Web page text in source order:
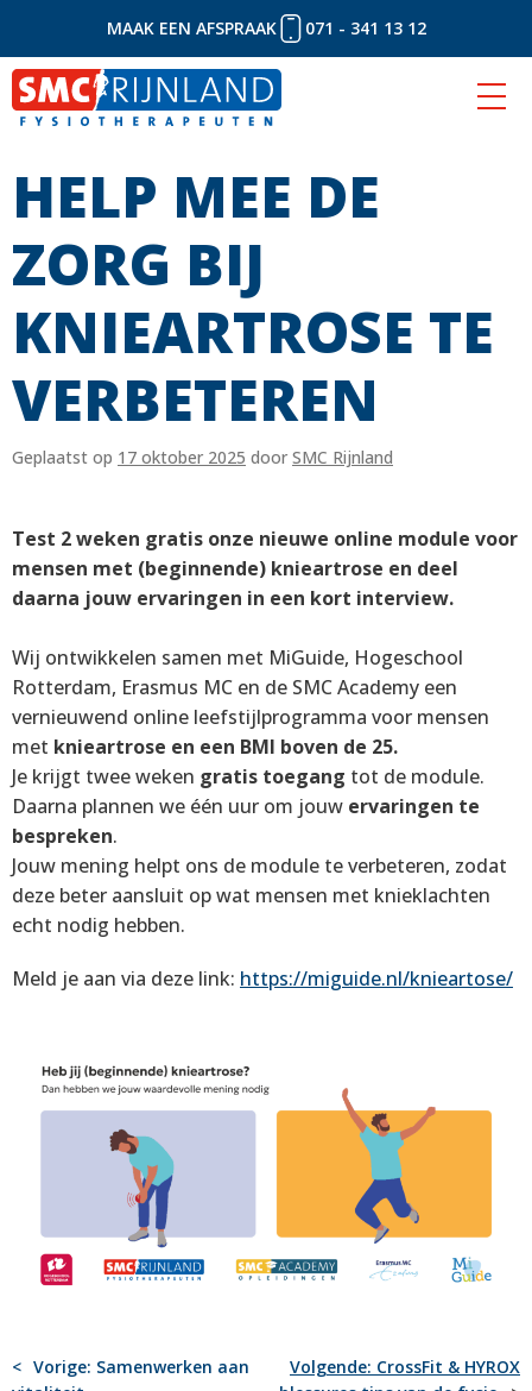
Naar
inhoud
MAAK EEN AFSPRAAK 071 - 341 13 12
HELP MEE DE
ZORG BIJ
KNIEARTROSE TE
VERBETEREN
Geplaatst op 17 oktober 2025 door SMC Rijnland
Test 2 weken gratis onze nieuwe online module voor
mensen met (beginnende) knieartrose en deel
daarna jouw ervaringen in een kort interview.
Wij ontwikkelen samen met MiGuide, Hogeschool
Rotterdam, Erasmus MC en de SMC Academy een
vernieuwend online leefstijlprogramma voor mensen
met knieartrose en een BMI boven de 25.
Je krijgt twee weken gratis toegang tot de module.
Daarna plannen we één uur om jouw ervaringen te
bespreken.
Jouw mening helpt ons de module te verbeteren, zodat
deze beter aansluit op wat mensen met knieklachten
echt nodig hebben.
Meld je aan via deze link: https://miguide.nl/knieartose/
BERICHT
Vorige: Samenwerken aan
Volgende: CrossFit & HYROX